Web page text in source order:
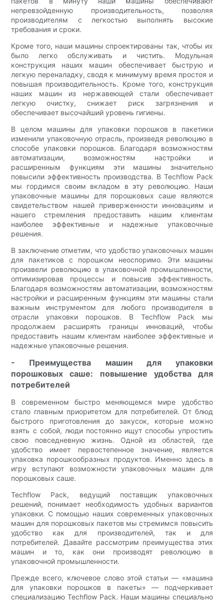
непревзойденную производительность, позволяя
производителям с легкостью выполнять высокие
требования и сроки.
Кроме того, наши машины спроектированы так, чтобы их
было легко обслуживать и чистить. Модульная
конструкция наших машин обеспечивает быструю и
легкую переналадку, сводя к минимуму время простоя и
повышая производительность. Кроме того, конструкция
наших машин из нержавеющей стали обеспечивает
легкую очистку, снижает риск загрязнения и
обеспечивает высочайший уровень гигиены.
В целом машины для упаковки порошков в пакетики
изменили упаковочную отрасль, произведя революцию в
способе упаковки порошков. Благодаря возможностям
автоматизации, возможностям настройки и
расширенным функциям эти машины значительно
повысили эффективность производства. В Techflow Pack
мы гордимся своим вкладом в эту революцию. Наши
упаковочные машины для порошковых саше являются
свидетельством нашей приверженности инновациям и
нашего стремления предоставить нашим клиентам
наиболее эффективные и надежные упаковочные
решения.
В заключение отметим, что удобство упаковочных машин
для пакетиков с порошком неоспоримо. Эти машины
произвели революцию в упаковочной промышленности,
оптимизировав процессы и повысив эффективность.
Благодаря возможностям автоматизации, возможностям
настройки и расширенным функциям эти машины стали
важным инструментом для любого производителя в
отрасли упаковки порошков. В Techflow Pack мы
продолжаем расширять границы инноваций, чтобы
предоставить нашим клиентам наиболее эффективные и
надежные упаковочные решения.
- Преимущества машин для упаковки
порошковых саше: повышение удобства для
потребителей
В современном быстро меняющемся мире удобство
стало главным приоритетом для потребителей. От блюд
быстрого приготовления до закусок, которые можно
взять с собой, люди постоянно ищут способы упростить
свою повседневную жизнь. Одной из областей, где
удобство имеет первостепенное значение, является
упаковка порошкообразных продуктов. Именно здесь в
игру вступают возможности упаковочных машин для
порошковых саше.
Techflow Pack, ведущий поставщик упаковочных
решений, понимает необходимость удобных вариантов
упаковки. С помощью наших современных упаковочных
машин для порошковых пакетов мы стремимся повысить
удобство как для производителей, так и для
потребителей. Давайте рассмотрим преимущества этих
машин и то, как они производят революцию в
упаковочной промышленности.
Прежде всего, ключевое слово этой статьи — «машина
для упаковки порошков в пакеты» — подчеркивает
специализацию Techflow Pack. Наши машины специально